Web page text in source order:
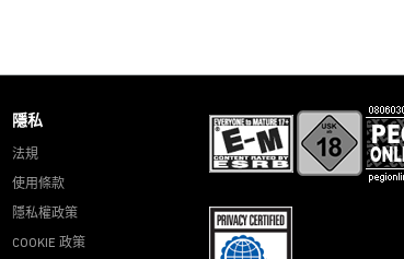
隱私
法規
使用條款
隱私權政策
COOKIE 政策